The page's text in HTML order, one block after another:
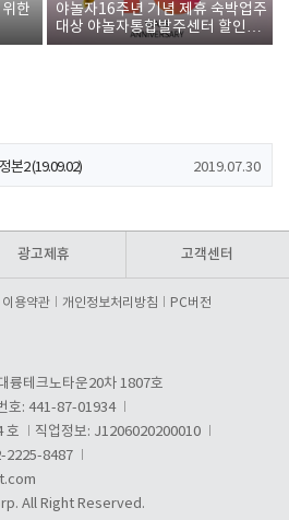
한
야놀자16주년 기념 제휴 숙박업주
대상 야놀자통합발주센터 할인쿠
폰 증정
(19.09.02)
본2 (19.09.02) 2019.07.30
광고제휴 고객센터
용약관 개인정보처리방침 PC버전
륭테크노타운20차 1807호
호: 441-87-01934
호
직업정보: J1206020200010
2225-8487
All Right Reserved.